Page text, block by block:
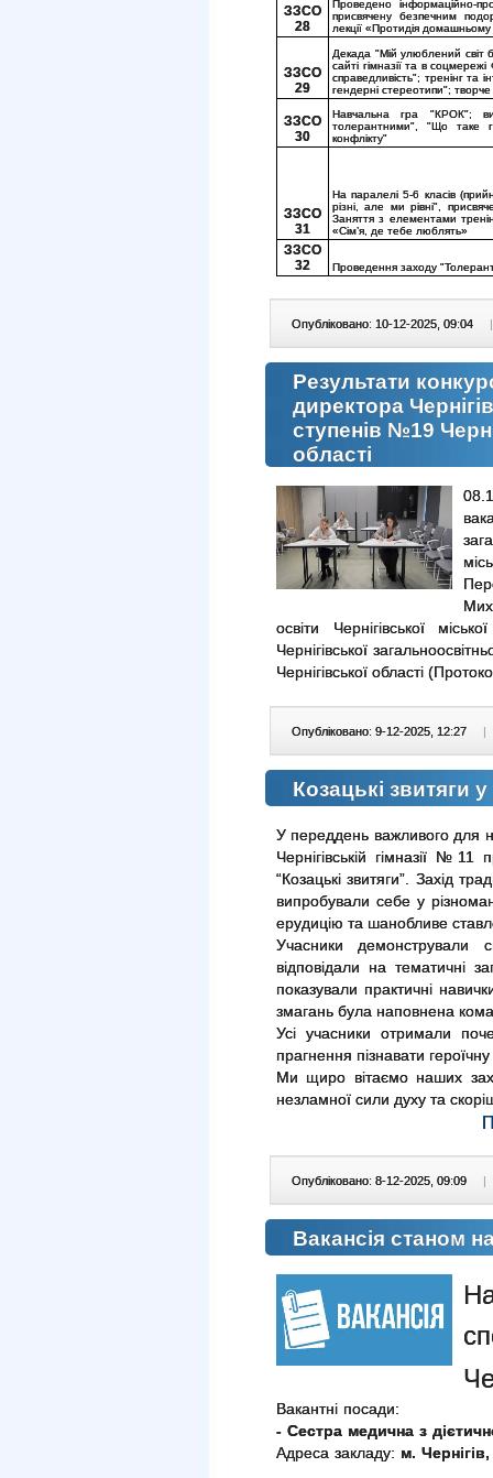
ЗЗСО
28
Проведено інформаційно-
присвячену безпечним
лекції «Протидія
ЗЗСО
29
Декада "Мій улюблений світ
сайті гімназії та в
справедливість"; тренінг та
гендерні стереотипи";
ЗЗСО
30
Навчальна гра "КРОК";
толерантними", "Що таке
конфлікту"
ЗЗСО
31
На паралелі 5-6 класів
різні, але ми рівні",
Заняття з елементами
«Сім’я, де тебе люблять»
ЗЗСО
32
Проведення заходу
Опубліковано: 10-12-2025, 09:04 |
Результати
директора
ступенів №19
області
освіти Чернігівської
Чернігівської
Чернігівської області
Опубліковано: 9-12-2025, 12:27 |
Козацькі звитяги у
У переддень важливого для
Чернігівській гімназії
“Козацькі звитяги”. Захід
випробували себе у
ерудицію та шанобливе
Учасники демонстрували
відповідали на тематичні
показували практичні
змагань була наповнена
Усі учасники отримали
прагнення пізнавати героїчну
Ми щиро вітаємо наших
незламної сили духу та
Опубліковано: 8-12-2025, 09:09 |
Вакансія станом
Вакантні посади:
- Сестра медична з
Адреса закладу: м.